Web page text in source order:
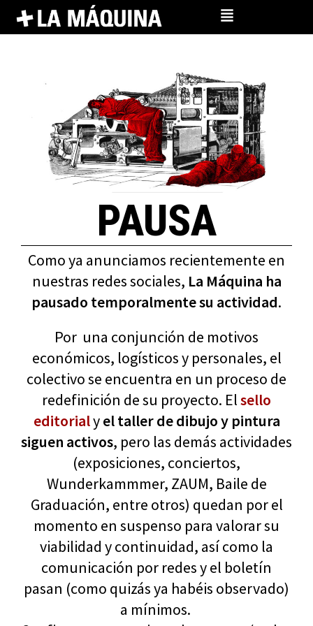
PAUSA
Como ya anunciamos recientemente en
nuestras redes sociales, La Máquina ha
pausado temporalmente su actividad.
Por una conjunción de motivos
económicos, logísticos y personales, el
colectivo se encuentra en un proceso de
redefinición de su proyecto. Elsello
editorialyel taller de dibujo y pintura
siguen activos, pero las demás actividades
(exposiciones, conciertos,
Wunderkammmer, ZAUM, Baile de
Graduación, entre otros) quedan por el
momento en suspenso para valorar su
viabilidad y continuidad, así como la
comunicación por redes y el boletín
pasan (como quizás ya habéis observado)
a mínimos.